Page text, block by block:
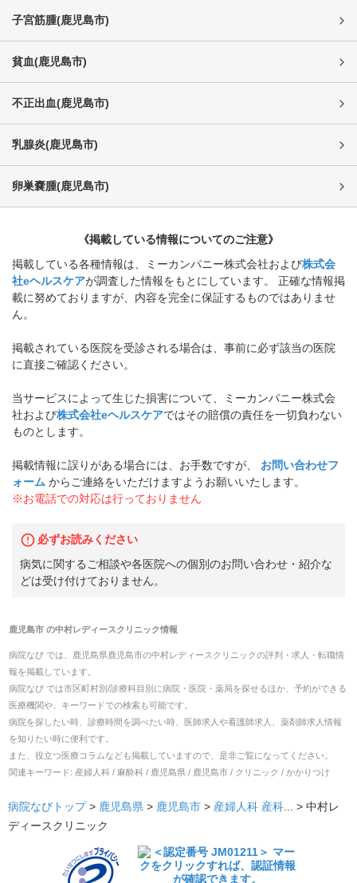
子宮筋腫(鹿児島市)
貧血(鹿児島市)
不正出血(鹿児島市)
乳腺炎(鹿児島市)
卵巣嚢腫(鹿児島市)
《掲載している情報についてのご注意》
掲載している各種情報は、ミーカンパニー株式会社および株式会
社eヘルスケアが調査した情報をもとにしています。 正確な情報掲
載に努めておりますが、内容を完全に保証するものではありませ
ん。
掲載されている医院を受診される場合は、事前に必ず該当の医院
に直接ご確認ください。
当サービスによって生じた損害について、ミーカンパニー株式会
社および株式会社eヘルスケアではその賠償の責任を一切負わない
ものとします。
掲載情報に誤りがある場合には、お手数ですが、
お問い合わせフ
ォーム からご連絡をいただけますようお願いいたします。
※お電話での対応は行っておりません
必ずお読みください
病気に関するご相談や各医院への個別のお問い合わせ・紹介な
どは受け付けておりません。
鹿児島市の中村レディースクリニック情報
病院なび では、 鹿児島県 鹿児島市の中村レディースクリニックの評判・求人・転職情
報を掲載しています。
病院なび では市区町村別/診療科目別に病院・医院・薬局を探せるほか、予約ができる
医療機関や、キーワードでの検索も可能です。
病院を探したい時、診療時間を調べたい時、医師求人や看護師求人、薬剤師求人情報
を知りたい時に便利です。
また、役立つ医療コラムなども掲載していますので、是非ご覧になってください。
関連キーワード: 産婦人科 / 麻酔科 / 鹿児島県 / 鹿児島市 / クリニック / かかりつけ
病院なびトップ > 鹿児島県 > 鹿児島市 > 産婦人科 産科... > 中村レ
ディースクリニック